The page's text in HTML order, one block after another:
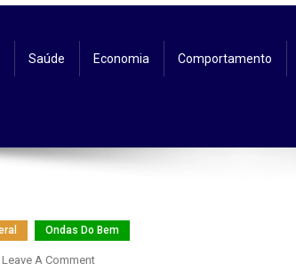
Saúde Economia Comportamento
Ondas Do Bem
Leave A CommentOn